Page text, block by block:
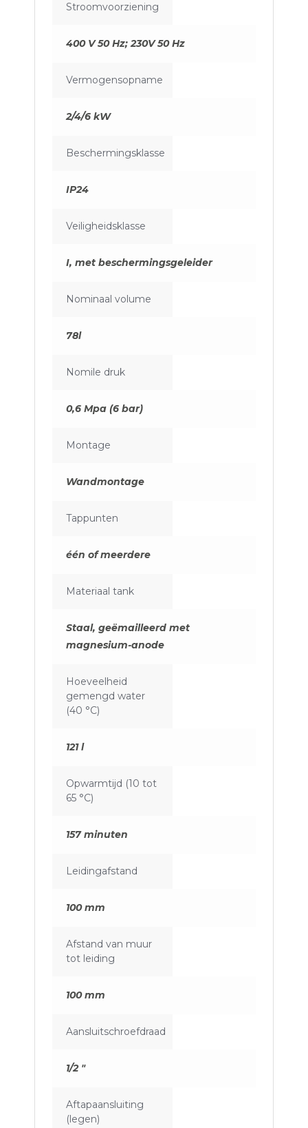
Stroomvoorziening
400 V 50 Hz; 230V 50 Hz
Vermogensopname
2/4/6 kW
Beschermingsklasse
IP24
Veiligheidsklasse
I, met beschermingsgeleider
Nominaal volume
78l
Nomile druk
0,6 Mpa (6 bar)
Montage
Wandmontage
Tappunten
één of meerdere
Materiaal tank
Staal, geëmailleerd met
magnesium-anode
Hoeveelheid
gemengd water
(40 °C)
121 l
Opwarmtijd (10 tot
65 °C)
157 minuten
Leidingafstand
100 mm
Afstand van muur
tot leiding
100 mm
Aansluitschroefdraad
1/2 "
Aftapaansluiting
(legen)